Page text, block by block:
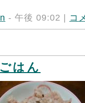
- 午後 09:02 | コ
はん